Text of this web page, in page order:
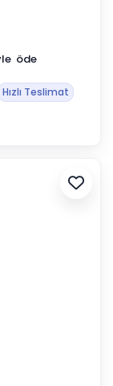
öde
Hızlı Teslimat